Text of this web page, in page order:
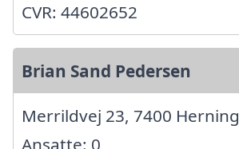
CVR: 44602652
Brian Sand Pedersen
Merrildvej 23, 7400 Herning
Ansatte: 0